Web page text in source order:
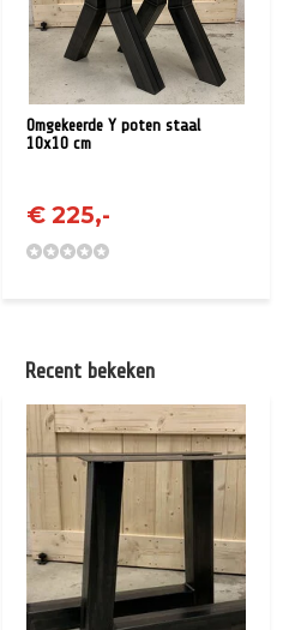
Omgekeerde Y poten staal
10x10 cm
€ 225,-
Recent bekeken